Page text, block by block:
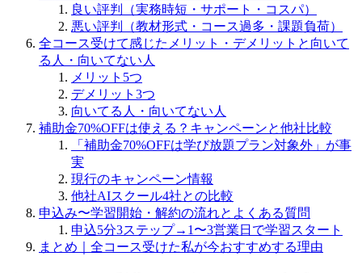
良い評判（実務時短・サポート・コスパ）
悪い評判（教材形式・コース過多・課題負荷）
全コース受けて感じたメリット・デメリットと向いて
る人・向いてない人
メリット5つ
デメリット3つ
向いてる人・向いてない人
補助金70%OFFは使える？キャンペーンと他社比較
「補助金70%OFFは学び放題プラン対象外」が事
実
現行のキャンペーン情報
他社AIスクール4社との比較
申込み〜学習開始・解約の流れとよくある質問
申込5分3ステップ→1〜3営業日で学習スタート
まとめ｜全コース受けた私が今おすすめする理由